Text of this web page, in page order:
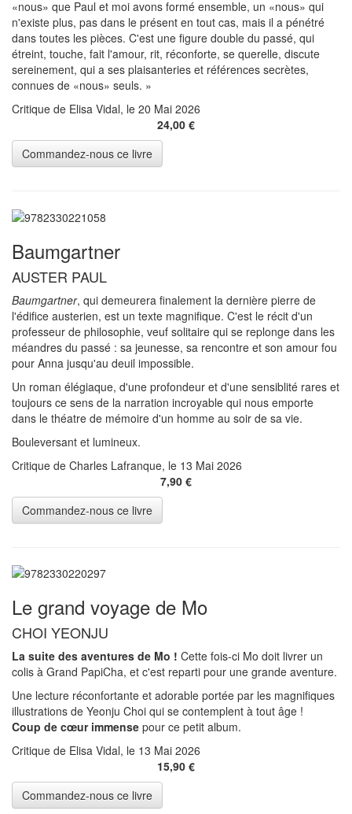
«nous» que Paul et moi avons formé ensemble, un «nous» qui
n'existe plus, pas dans le présent en tout cas, mais il a pénétré
dans toutes les pièces. C'est une figure double du passé, qui
étreint, touche, fait l'amour, rit, réconforte, se querelle, discute
sereinement, qui a ses plaisanteries et références secrètes,
connues de «nous» seuls. »
Critique de Elisa Vidal, le 20 Mai 2026
24,00 €
Baumgartner
AUSTER PAUL
Baumgartner, qui demeurera finalement la dernière pierre de
l'édifice austerien, est un texte magnifique. C'est le récit d'un
professeur de philosophie, veuf solitaire qui se replonge dans les
méandres du passé : sa jeunesse, sa rencontre et son amour fou
pour Anna jusqu'au deuil impossible.
Un roman élégiaque, d'une profondeur et d'une sensiblité rares et
toujours ce sens de la narration incroyable qui nous emporte
dans le théatre de mémoire d'un homme au soir de sa vie.
Bouleversant et lumineux.
Critique de Charles Lafranque, le 13 Mai 2026
7,90 €
Le grand voyage de Mo
CHOI YEONJU
La suite des aventures de Mo ! Cette fois-ci Mo doit livrer un
colis à Grand PapiCha, et c'est reparti pour une grande aventure.
Une lecture réconfortante et adorable portée par les magnifiques
illustrations de Yeonju Choi qui se contemplent à tout âge !
Coup de cœur immense pour ce petit album.
Critique de Elisa Vidal, le 13 Mai 2026
15,90 €